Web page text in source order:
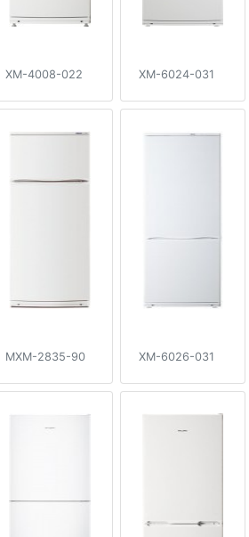
XM-4008-022 XM-6024-031
MXM-2835-90 XM-6026-031